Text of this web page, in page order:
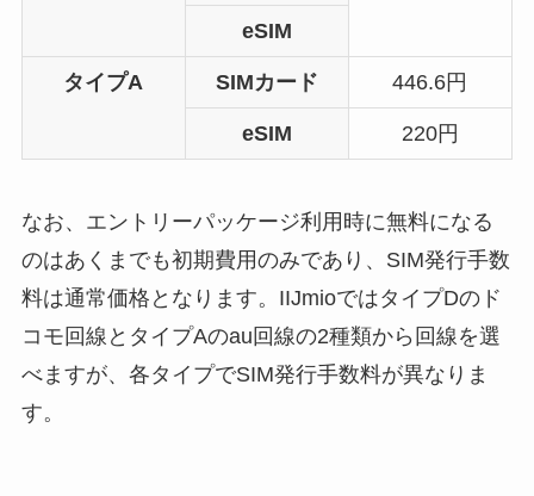
eSIM
タイプA SIMカード 446.6円
eSIM 220円
なお、エントリーパッケージ利用時に無料になる
のはあくまでも初期費用のみであり、SIM発行手数
料は通常価格となります。IIJmioではタイプDのド
コモ回線とタイプAのau回線の2種類から回線を選
べますが、各タイプでSIM発行手数料が異なりま
す。